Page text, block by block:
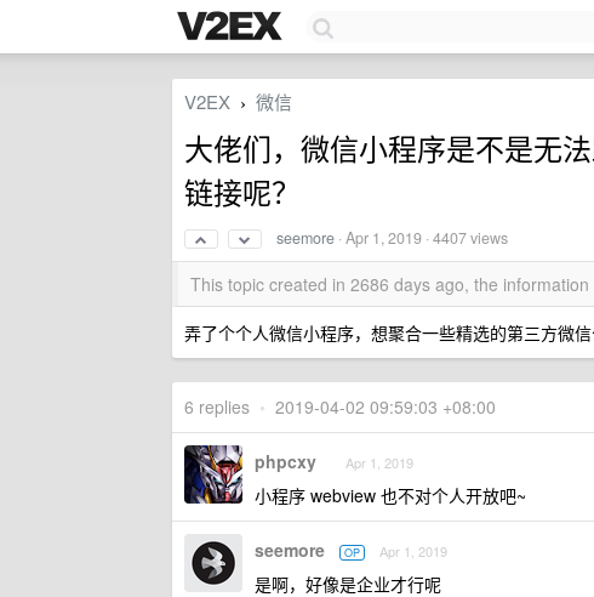
V2EX › 微信
大佬们，微信小程序是不是无
链接呢？
seemore ·Apr 1, 2019 · 4407 views
This topic created in 2686 days ago, the
弄了个个人微信小程序，想聚合一些精选的第三方微
6 replies • 2019-04-02 09:59:03 +08:00
phpcxy Apr 1, 2019
小程序 webview 也不对个人开放吧~
seemore OP Apr 1, 2019
是啊，好像是企业才行呢